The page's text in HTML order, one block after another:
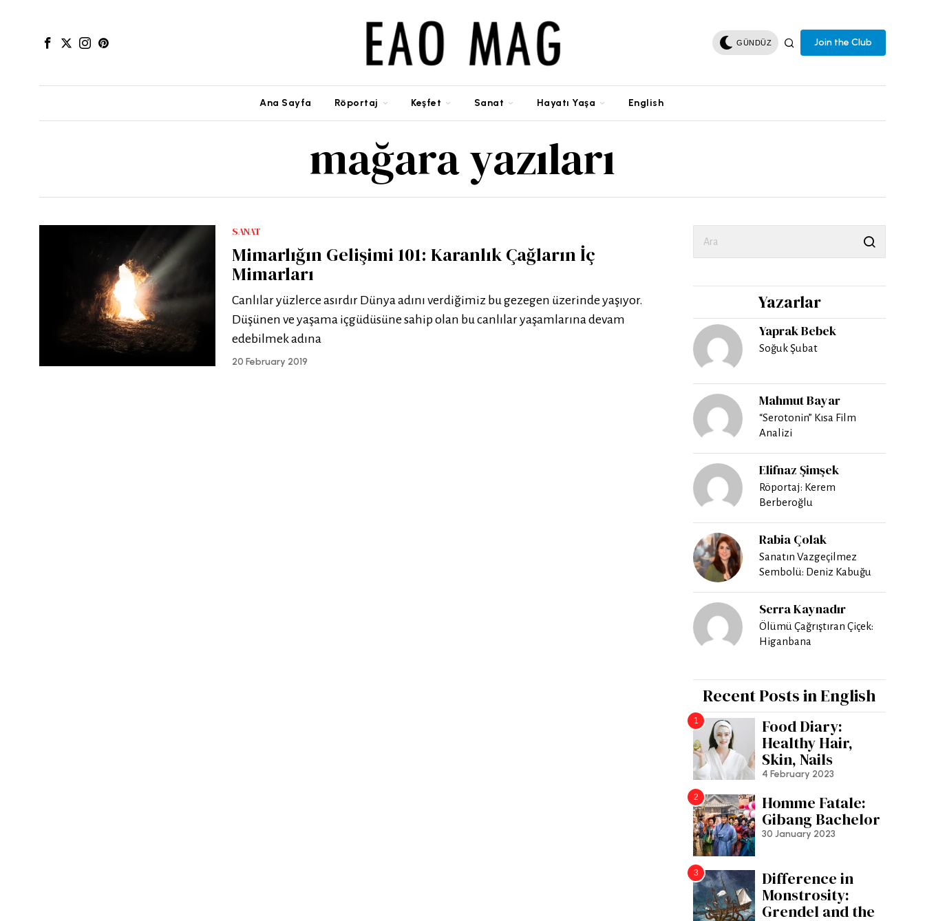
GÜNDÜZ Join the Club
Ana Sayfa Röportaj Keşfet Sanat Hayatı Yaşa English
mağara yazıları
SANAT
Mimarlığın Gelişimi 101: Karanlık Çağların İç
Mimarları
Canlılar yüzlerce asırdır Dünya adını verdiğimiz bu gezegen üzerinde yaşıyor.
Düşünen ve yaşama içgüdüsüne sahip olan bu canlılar yaşamlarına devam
edebilmek adına
20 February 2019
Yazarlar
Yaprak Bebek
Soğuk Şubat
Mahmut Bayar
“Serotonin” Kısa Film
Analizi
Elifnaz Şimşek
Röportaj: Kerem
Berberoğlu
Rabia Çolak
Sanatın Vazgeçilmez
Sembolü: Deniz Kabuğu
Serra Kaynadır
Ölümü Çağrıştıran Çiçek:
Higanbana
Recent Posts in English
1
Food Diary:
Healthy Hair,
Skin, Nails
4 February 2023
2
Homme Fatale:
Gibang Bachelor
30 January 2023
3
Difference in
Monstrosity:
Grendel and the